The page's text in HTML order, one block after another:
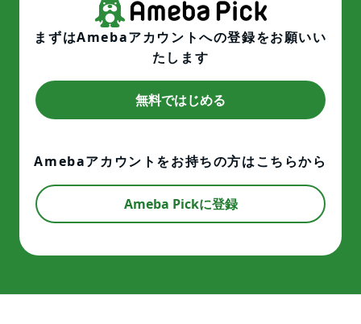
まずはAmebaアカウントへの登録をお願いい
たします
無料ではじめる
Amebaアカウントをお持ちの方はこちらから
Ameba Pickに登録